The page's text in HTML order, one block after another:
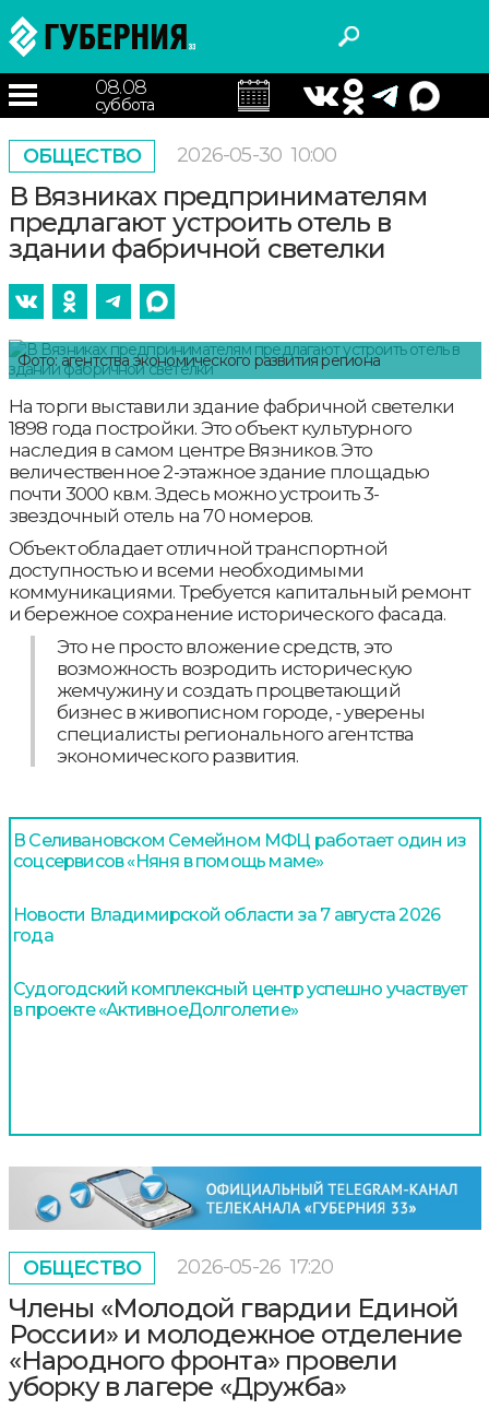
08.08
суббота
ОБЩЕСТВО 2026-05-30 10:00
В Вязниках предпринимателям
предлагают устроить отель в
здании фабричной светелки
Фото: агентства экономического развития региона
На торги выставили здание фабричной светелки
1898 года постройки. Это объект культурного
наследия в самом центре Вязников. Это
величественное 2-этажное здание площадью
почти 3000 кв.м. Здесь можно устроить 3-
звездочный отель на 70 номеров.
Объект обладает отличной транспортной
доступностью и всеми необходимыми
коммуникациями. Требуется капитальный ремонт
и бережное сохранение исторического фасада.
Это не просто вложение средств, это
возможность возродить историческую
жемчужину и создать процветающий
бизнес в живописном городе, - уверены
специалисты регионального агентства
экономического развития.
В Селивановском Семейном МФЦ работает один из
соцсервисов «Няня в помощь маме»
Новости Владимирской области за 7 августа 2026
года
Судогодский комплексный центр успешно участвует
в проекте «АктивноеДолголетие»
ОБЩЕСТВО 2026-05-26 17:20
Члены «Молодой гвардии Единой
России» и молодежное отделение
«Народного фронта» провели
уборку в лагере «Дружба»